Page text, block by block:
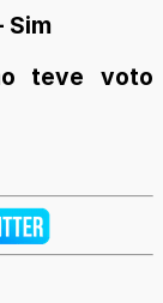
Sim
teve voto